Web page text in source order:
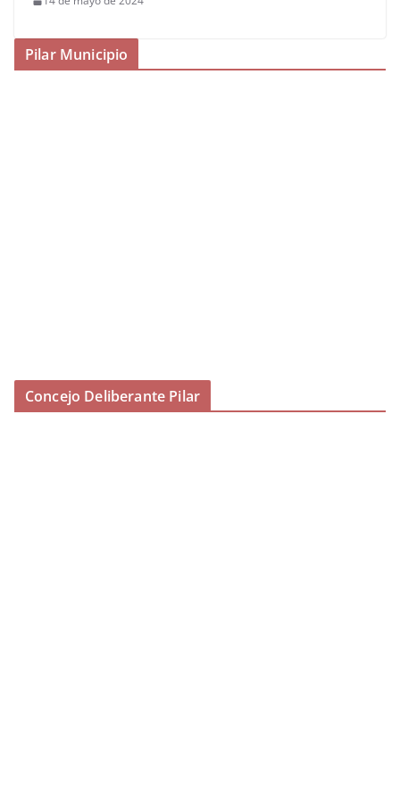
Pilar Municipio
Concejo Deliberante Pilar